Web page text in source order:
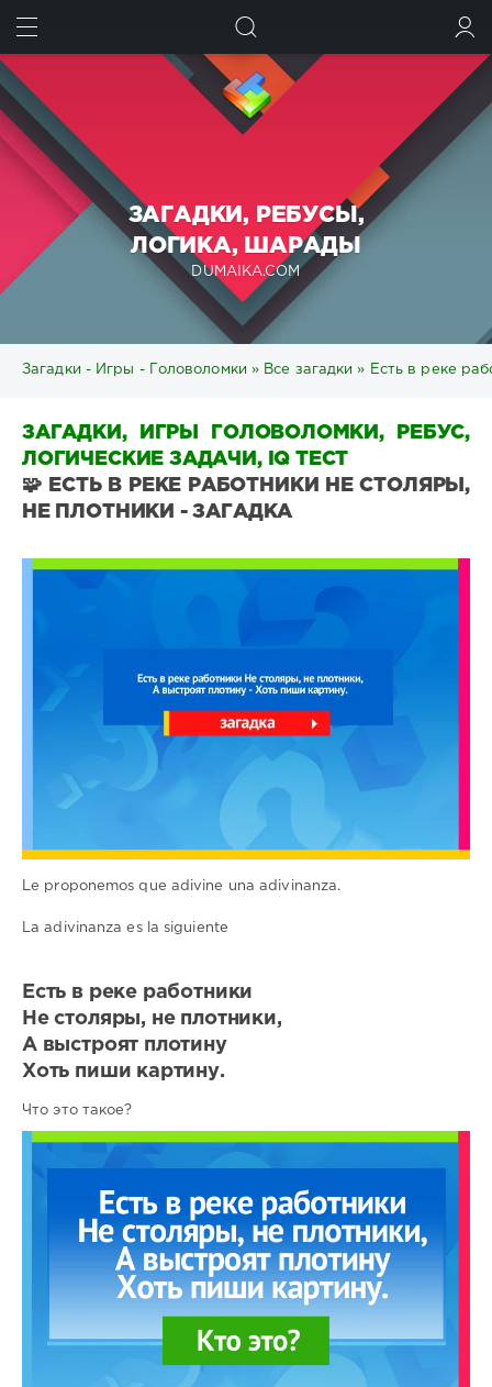
ЗАГАДКИ, РЕБУСЫ,
ЛОГИКА, ШАРАДЫ
DUMAIKA.COM
Загадки - Игры - Головоломки » Все загадки » Есть в реке
ЗАГАДКИ, ИГРЫ ГОЛОВОЛОМКИ, РЕБУС,
ЛОГИЧЕСКИЕ ЗАДАЧИ, IQ ТЕСТ
🧩 ЕСТЬ В РЕКЕ РАБОТНИКИ НЕ СТОЛЯРЫ,
НЕ ПЛОТНИКИ - ЗАГАДКА
Le proponemos que adivine una adivinanza.
La adivinanza es la siguiente
Есть в реке работники
Не столяры, не плотники,
А выстроят плотину
Хоть пиши картину.
Что это такое?